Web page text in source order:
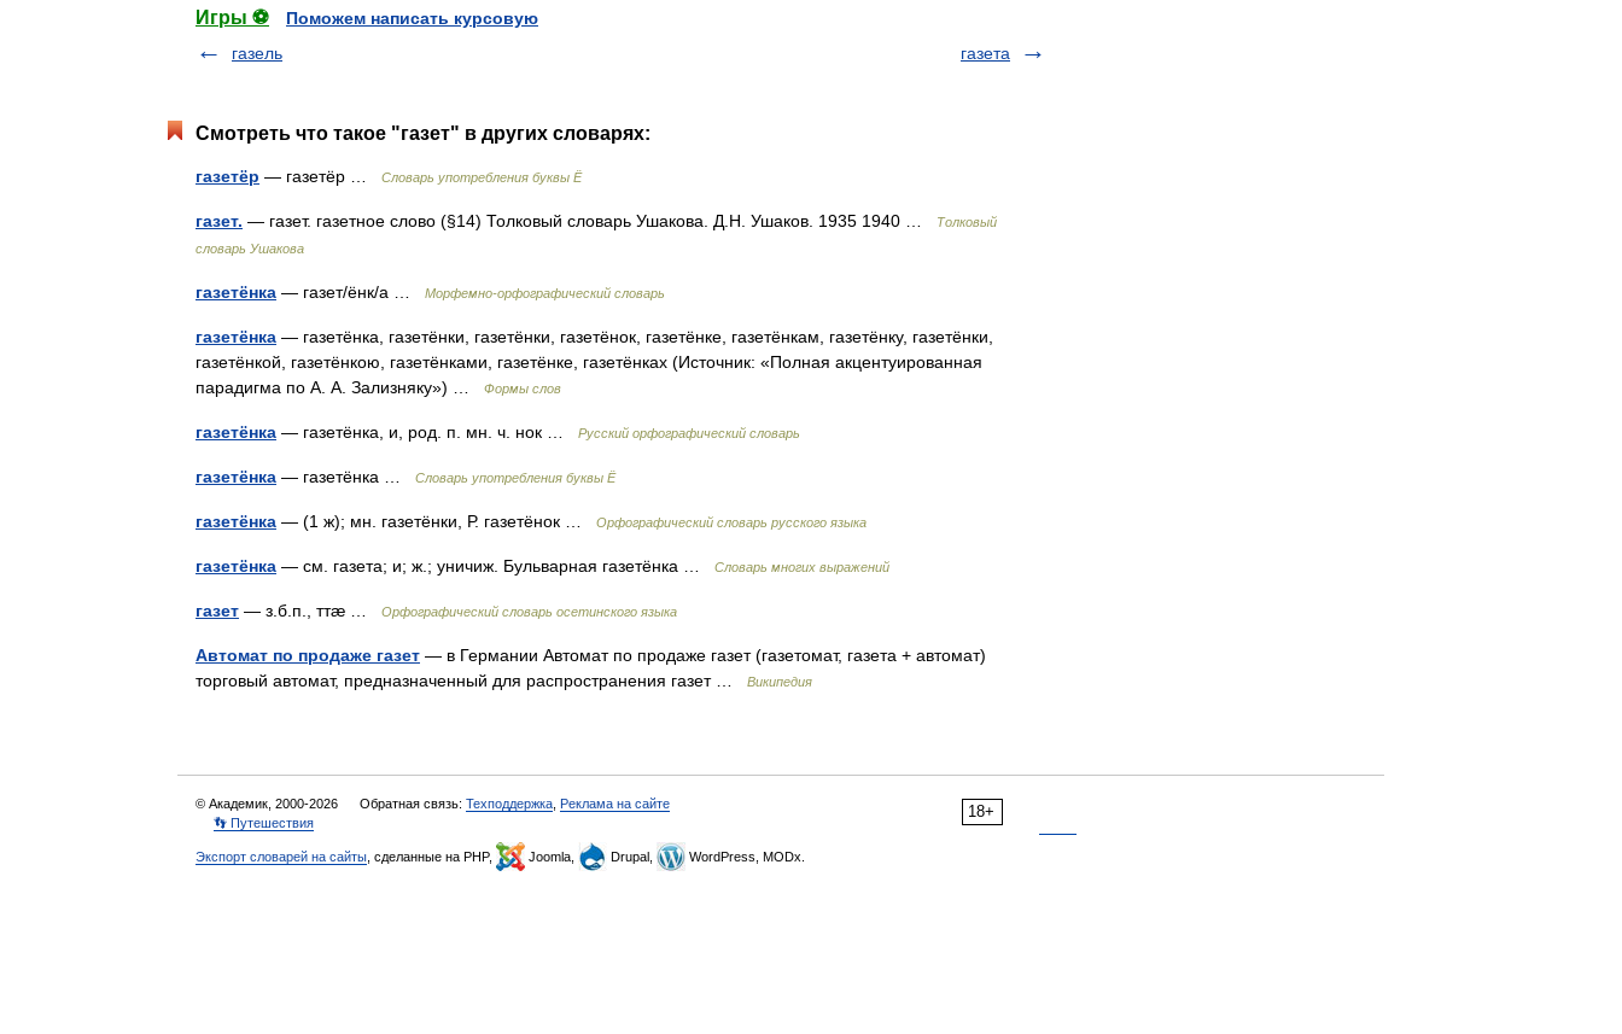
Игры ⚽
Поможем написать курсовую
газель
газета
Смотреть что такое "газет" в других словарях:
газетёр — газетёр … Словарь употребления буквы Ё
газет. — газет. газетное слово (§14) Толковый словарь Ушакова. Д.Н. Ушаков. 1935 1940 …
Толковый
словарь Ушакова
газетёнка — газет/ёнк/а … Морфемно-орфографический словарь
газетёнка — газетёнка, газетёнки, газетёнки, газетёнок, газетёнке, газетёнкам, газетёнку, газетёнки,
газетёнкой, газетёнкою, газетёнками, газетёнке, газетёнках (Источник: «Полная акцентуированная
парадигма по А. А. Зализняку») …
Формы слов
газетёнка — газетёнка, и, род. п. мн. ч. нок … Русский орфографический словарь
газетёнка — газетёнка … Словарь употребления буквы Ё
газетёнка — (1 ж); мн. газетёнки, Р. газетёнок … Орфографический словарь русского языка
газетёнка — см. газета; и; ж.; уничиж. Бульварная газетёнка … Словарь многих выражений
газет — з.б.п., ттæ … Орфографический словарь осетинского языка
Автомат по продаже газет — в Германии Автомат по продаже газет (газетомат, газета + автомат)
торговый автомат, предназначенный для распространения газет …
Википедия
18+
© Академик, 2000-2026 Обратная связь: Техподдержка Реклама на сайте
👣 Путешествия
Экспорт словарей на сайты , сделанные на PHP, Joomla, Drupal, WordPress, MODx.